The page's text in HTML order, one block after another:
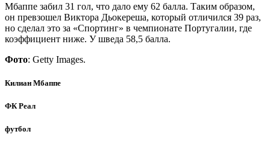
Мбаппе забил 31 гол, что дало ему 62 балла. Таким образом,
он превзошел Виктора Дьокереша, который отличился 39 раз,
но сделал это за «Спортинг» в чемпионате Португалии, где
коэффициент ниже. У шведа 58,5 балла.
Фото: Getty Images.
Килиан Мбаппе
ФК Реал
футбол